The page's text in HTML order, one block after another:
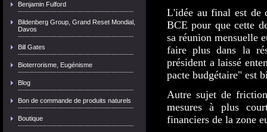
Benjamin Fulford
Bildenberg Group, Grand Reset Mondial,
Davos
Bill Gates
Bioterrorisme, Eugénisme
Blog
Bon de commande de produits naturels
Boutique
L'idée au final est de
BCE pour que cette
sa réunion mensuelle
faire plus dans la
président a laissé
pacte budgétaire" est
Autre sujet de
mesures à plus
financiers de la zone